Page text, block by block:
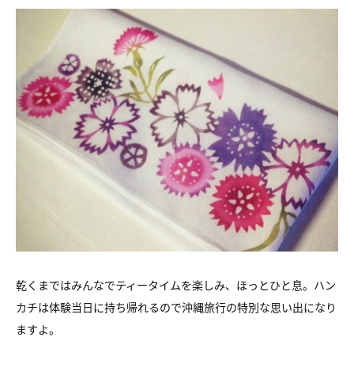
乾くまではみんなでティータイムを楽しみ、ほっとひと息。ハン
カチは体験当日に持ち帰れるので沖縄旅行の特別な思い出になり
ますよ。